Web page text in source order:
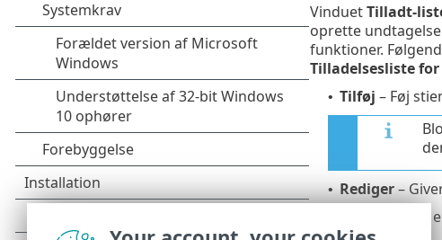
VinduetTilladt-
oprette
funktioner.
Tilladelsesliste
• Tilføj – Føj
• Rediger–
– Fjerner